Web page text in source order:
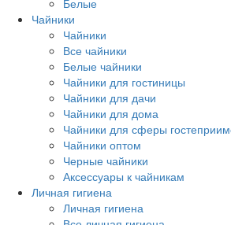
Белые
Чайники
Чайники
Все чайники
Белые чайники
Чайники для гостиницы
Чайники для дачи
Чайники для дома
Чайники для сферы
Чайники оптом
Черные чайники
Аксессуары к чайникам
Личная гигиена
Личная гигиена